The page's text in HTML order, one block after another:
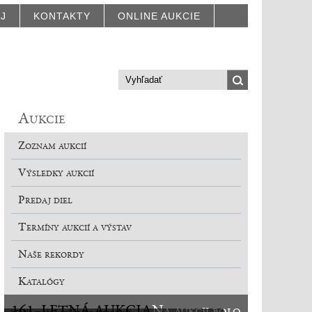
KONTAKTY ONLINE AUKCIE
Aukcie
Zoznam aukcií
Výsledky aukcií
Predaj diel
Termíny aukcií a výstav
Naše rekordy
Katalógy